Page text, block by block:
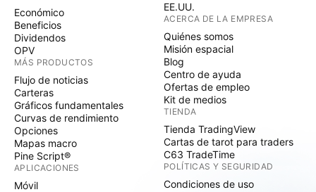
Económico
Beneficios
Dividendos
OPV
MÁS PRODUCTOS
Flujo de noticias
Carteras
Gráficos fundamentales
Curvas de rendimiento
Opciones
Mapas macro
Pine Script®
APLICACIONES
Móvil
EE.UU.
ACERCA DE LA EMPRESA
Quiénes somos
Misión espacial
Blog
Centro de ayuda
Ofertas de empleo
Kit de medios
TIENDA
Tienda TradingView
Cartas de tarot para traders
C63 TradeTime
POLÍTICAS Y SEGURIDAD
Condiciones de uso